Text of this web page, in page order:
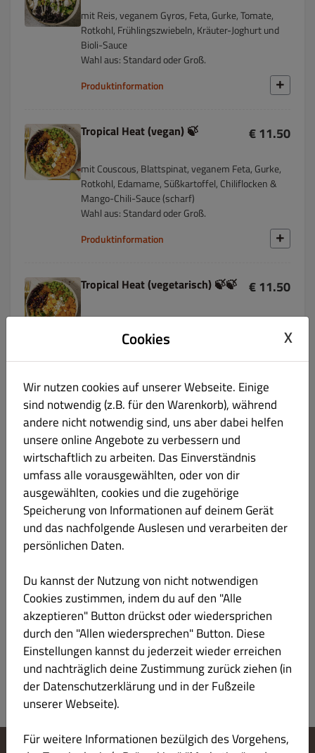
mit Reis, veganem Gyros, Feta, Gurke, Tomate,
Rotkohl, Frühlingszwiebeln, Kräuter-Joghurt und
Bioli-Sauce
Wahl aus: Standard oder Groß.
Produktinformation
Tropical Heat (vegan) 🍃 € 11.50
mit Couscous, Blattspinat, veganem Feta, Gurke,
Rotkohl, Edamame, Süßkartoffel, Chiliflocken &
Mango-Chili-Sauce (scharf)
Wahl aus: Standard oder Groß.
Produktinformation
Tropical Heat (vegetarisch) 🍃🍃 € 11.50
Edamame, Süßkartoffel, Chiliflocken & Mango-
Wahl aus: Standard oder Groß.
Produktinformation
Bowl It Yourself
Wahl aus: Ei, Chicken, Tuna, Lachs, Feta, Falafel,
Tofu und mehr
Produktinformation
Wahl aus: Ei, Chicken, Tuna, Lachs, Feta, Falafel,
Tofu und mehr
Produktinformation
Cookies X
Wir nutzen cookies auf unserer Webseite. Einige
sind notwendig (z.B. für den Warenkorb), während
andere nicht notwendig sind, uns aber dabei helfen
unsere online Angebote zu verbessern und
wirtschaftlich zu arbeiten. Das Einverständnis
umfass alle vorausgewählten, oder von dir
ausgewählten, cookies und die zugehörige
Speicherung von Informationen auf deinem Gerät
und das nachfolgende Auslesen und verarbeiten der
persönlichen Daten.
Du kannst der Nutzung von nicht notwendigen
Cookies zustimmen, indem du auf den "Alle
akzeptieren" Button drückst oder wiedersprichen
durch den "Allen wiedersprechen" Button. Diese
Einstellungen kannst du jederzeit wieder erreichen
und nachträglich deine Zustimmung zurück ziehen (in
der Datenschutzerklärung und in der Fußzeile
unserer Webseite).
Für weitere Informationen bezülgich des Vorgehens,